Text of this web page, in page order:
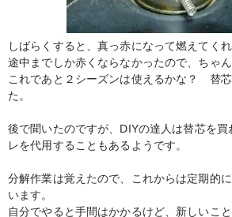
しばらくすると、真っ赤になって燃えてく
途中までしか赤くならなかったので、ちゃん
これであと２シーズンは使えるかな？ 替
た。
後で聞いたのですが、DIYの達人は替芯を買
レを代用することもあるようです。
分解作業は覚えたので、これからは定期的
います。
自分でやると手間はかかるけど、新しいこ